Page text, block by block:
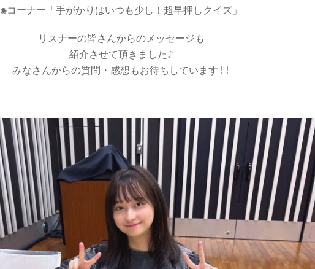
◉コーナー「手がかりはいつも少し！超早押しクイズ」
リスナーの皆さんからのメッセージも
紹介させて頂きました♪
みなさんからの質問・感想もお待ちしています!!